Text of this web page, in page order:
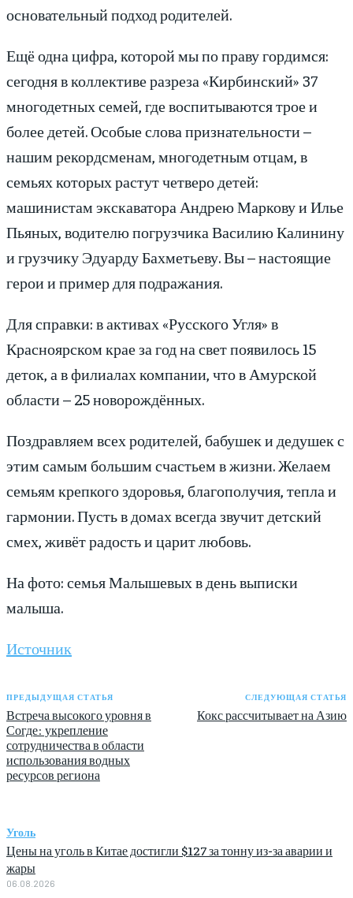
основательный подход родителей.
Ещё одна цифра, которой мы по праву гордимся:
сегодня в коллективе разреза «Кирбинский» 37
многодетных семей, где воспитываются трое и
более детей. Особые слова признательности –
нашим рекордсменам, многодетным отцам, в
семьях которых растут четверо детей:
машинистам экскаватора Андрею Маркову и Илье
Пьяных, водителю погрузчика Василию Калинину
и грузчику Эдуарду Бахметьеву. Вы – настоящие
герои и пример для подражания.
Для справки: в активах «Русского Угля» в
Красноярском крае за год на свет появилось 15
деток, а в филиалах компании, что в Амурской
области – 25 новорождённых.
Поздравляем всех родителей, бабушек и дедушек с
этим самым большим счастьем в жизни. Желаем
семьям крепкого здоровья, благополучия, тепла и
гармонии. Пусть в домах всегда звучит детский
смех, живёт радость и царит любовь.
На фото: семья Малышевых в день выписки
малыша.
Источник
ПРЕДЫДУЩАЯ СТАТЬЯ
Встреча высокого уровня в
Согде: укрепление
сотрудничества в области
использования водных
ресурсов региона
СЛЕДУЮЩАЯ СТАТЬЯ
Кокс рассчитывает на Азию
Уголь
Цены на уголь в Китае достигли $127 за тонну из-за аварии и
жары
06.08.2026